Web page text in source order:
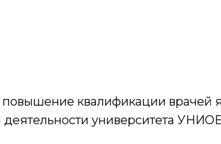
квалификации врачей
университета